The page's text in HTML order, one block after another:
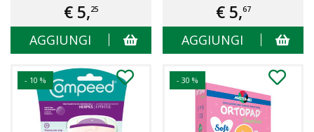
€ 5,25
AGGIUNGI
€ 5,67
AGGIUNGI
- 10 % - 30 %